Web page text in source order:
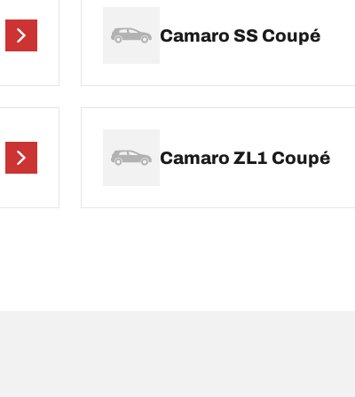
Camaro SS Coupé
Camaro ZL1 Coupé